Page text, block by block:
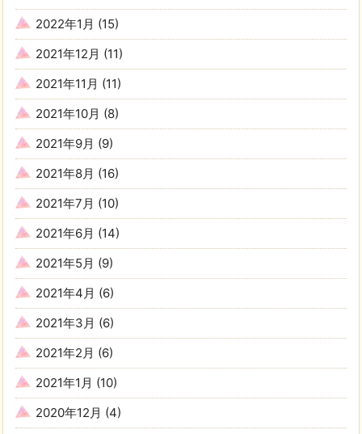
2022年1月 (15)
2021年12月 (11)
2021年11月 (11)
2021年10月 (8)
2021年9月 (9)
2021年8月 (16)
2021年7月 (10)
2021年6月 (14)
2021年5月 (9)
2021年4月 (6)
2021年3月 (6)
2021年2月 (6)
2021年1月 (10)
2020年12月 (4)